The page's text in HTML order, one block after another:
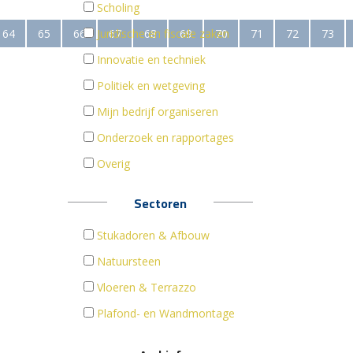
64 65 66 67 68 69 70 71 72 73
Scholing
Juridische en fiscale zaken
Innovatie en techniek
Politiek en wetgeving
Mijn bedrijf organiseren
Onderzoek en rapportages
Overig
Sectoren
Stukadoren & Afbouw
Natuursteen
Vloeren & Terrazzo
Plafond- en Wandmontage